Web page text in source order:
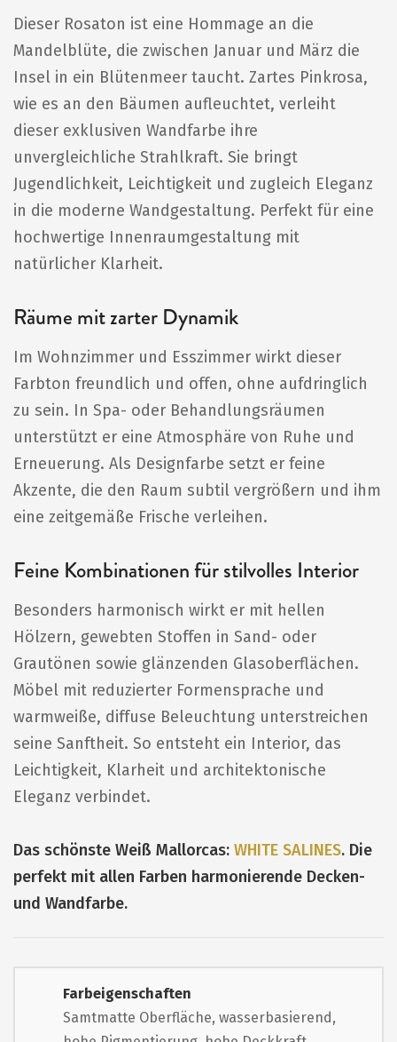
Dieser Rosaton ist eine Hommage an die
Mandelblüte, die zwischen Januar und März die
Insel in ein Blütenmeer taucht. Zartes Pinkrosa,
wie es an den Bäumen aufleuchtet, verleiht
dieser exklusiven Wandfarbe ihre
unvergleichliche Strahlkraft. Sie bringt
Jugendlichkeit, Leichtigkeit und zugleich Eleganz
in die moderne Wandgestaltung. Perfekt für eine
hochwertige Innenraumgestaltung mit
natürlicher Klarheit.
Räume mit zarter Dynamik
Im Wohnzimmer und Esszimmer wirkt dieser
Farbton freundlich und offen, ohne aufdringlich
zu sein. In Spa- oder Behandlungsräumen
unterstützt er eine Atmosphäre von Ruhe und
Erneuerung. Als Designfarbe setzt er feine
Akzente, die den Raum subtil vergrößern und ihm
eine zeitgemäße Frische verleihen.
Feine Kombinationen für stilvolles Interior
Besonders harmonisch wirkt er mit hellen
Hölzern, gewebten Stoffen in Sand- oder
Grautönen sowie glänzenden Glasoberflächen.
Möbel mit reduzierter Formensprache und
warmweiße, diffuse Beleuchtung unterstreichen
seine Sanftheit. So entsteht ein Interior, das
Leichtigkeit, Klarheit und architektonische
Eleganz verbindet.
Das schönste Weiß Mallorcas: WHITE SALINES. Die
perfekt mit allen Farben harmonierende Decken-
und Wandfarbe.
Farbeigenschaften
Samtmatte Oberfläche, wasserbasierend,